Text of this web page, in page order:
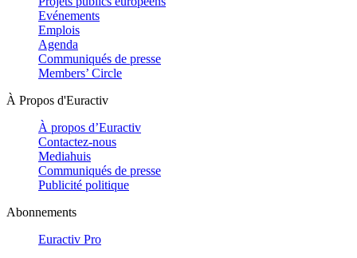
Evénements
Emplois
Agenda
Communiqués de presse
Members’ Circle
À Propos d'Euractiv
À propos d’Euractiv
Contactez-nous
Mediahuis
Communiqués de presse
Publicité politique
Abonnements
Euractiv Pro